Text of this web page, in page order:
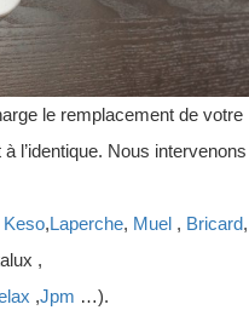
le remplacement de votre
l’identique. Nous intervenons
Keso,Laperche, Muel , Bricard,
,
,Jpm …).